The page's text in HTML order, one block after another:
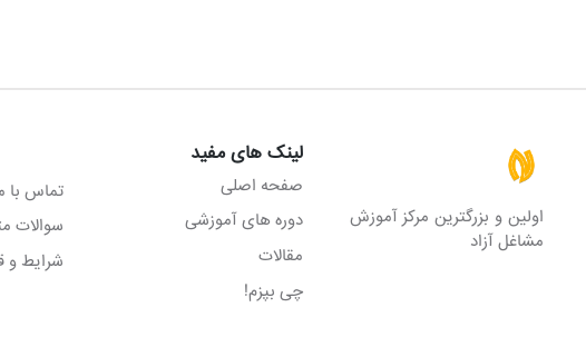
اولین و بزرگترین مرکز آموزش
مشاغل آزاد
لینک های مفید
صفحه اصلی
دوره های آموزشی
مقالات
چی بپزم!
تماس با
سوالات
شرایط و